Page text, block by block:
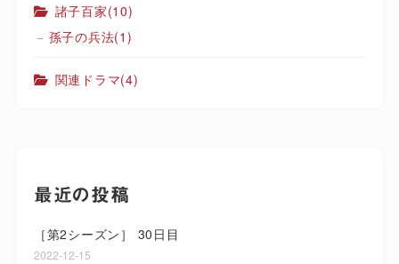
諸子百家(10)
孫子の兵法(1)
関連ドラマ(4)
最近の投稿
［第2シーズン］ 30日目
2022-12-15